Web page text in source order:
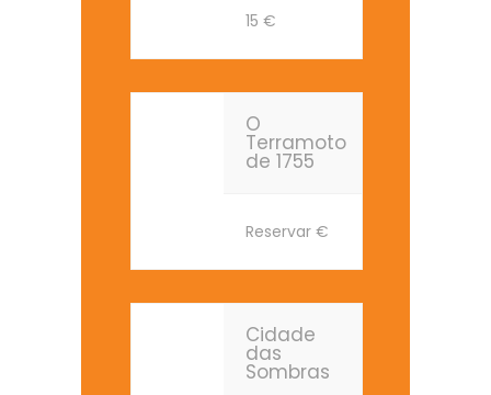
15 €
O
Terramoto
de 1755
Reservar €
Cidade
das
Sombras